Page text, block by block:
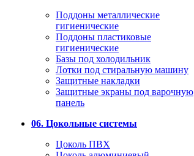
Поддоны металлические
гигиенические
Поддоны пластиковые
гигиенические
Базы под холодильник
Лотки под стиральную машину
Защитные накладки
Защитные экраны под варочную
панель
06. Цокольные системы
Цоколь ПВХ